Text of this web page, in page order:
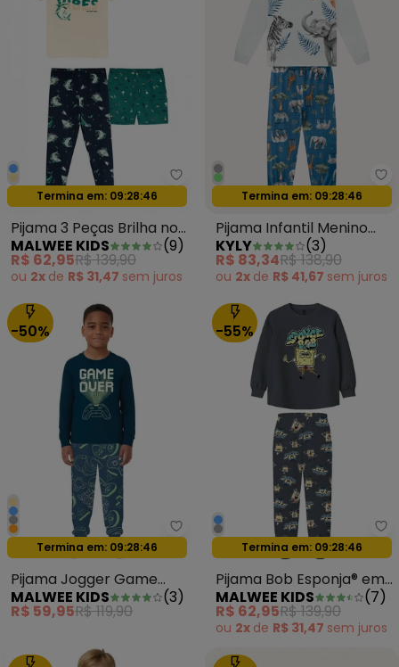
Malwee Kids - Pijama 3 Peças
Oferta relâmpago
Termina em: 09:28:44
Pijama 3 Peças Brilha no
Escuro Off White
MALWEE KIDS (9)
R$ 62,95R$ 139,90
ou 2x de R$ 31,47 sem juros
Oferta relâmpago
Termina em: 09:28:44
Pijama Infantil Menino
Bichinhos Cinza
KYLY (3)
R$ 83,34R$ 138,90
ou 2x de R$ 41,67 sem juros
-50%
Malwee Kids - Pijama Jogger
Oferta relâmpago
Termina em: 09:28:44
Pijama Jogger Game
Over Azul Marinho
MALWEE KIDS (3)
R$ 59,95R$ 119,90
-55%
Oferta relâmpago
Termina em: 09:28:44
Pijama Bob Esponja® em
Malha Cinza Escuro
MALWEE KIDS (7)
R$ 62,95R$ 139,90
ou 2x de R$ 31,47 sem juros